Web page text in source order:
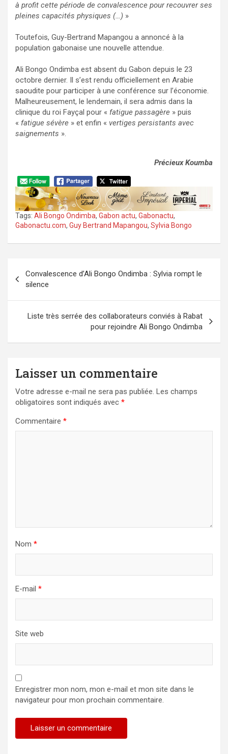
à profit cette période de convalescence pour recouvrer ses
pleines capacités physiques (…) »
Toutefois, Guy-Bertrand Mapangou a annoncé à la
population gabonaise une nouvelle attendue.
Ali Bongo Ondimba est absent du Gabon depuis le 23
octobre dernier. Il s’est rendu officiellement en Arabie
saoudite pour participer à une conférence sur l’économie.
Malheureusement, le lendemain, il sera admis dans la
clinique du roi Fayçal pour « fatigue passagère » puis
« fatigue sévère » et enfin « vertiges persistants avec
saignements ».
Précieux Koumba
Tags: Ali Bongo Ondimba, Gabon actu, Gabonactu,
Gabonactu.com, Guy Bertrand Mapangou, Sylvia Bongo
de
l’article
Convalescence d’Ali Bongo Ondimba : Sylvia rompt le
silence
Liste très serrée des collaborateurs conviés à Rabat
pour rejoindre Ali Bongo Ondimba
Laisser un commentaire
Votre adresse e-mail ne sera pas publiée. Les champs
obligatoires sont indiqués avec *
Commentaire *
Nom *
E-mail *
Site web
Enregistrer mon nom, mon e-mail et mon site dans le
navigateur pour mon prochain commentaire.